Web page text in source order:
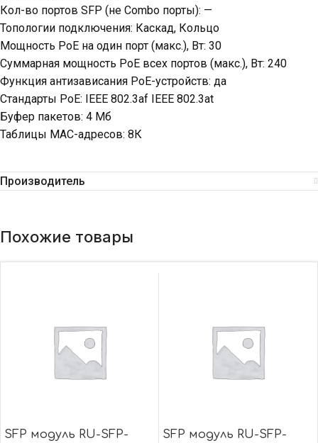
Кол-во портов SFP (не Combo порты): —
Топологии подключения: Каскад, Кольцо
Мощность PoE на один порт (макс.), Вт: 30
Суммарная мощность PoE всех портов (макс.), Вт: 240
Функция антизависания PoE-устройств: да
Стандарты PoE: IEEE 802.3af IEEE 802.3at
Буфер пакетов: 4 Мб
Таблицы MAC-адресов: 8К
Производитель
Похожие товары
SFP модуль RU-SFP-
SFP модуль RU-SFP-